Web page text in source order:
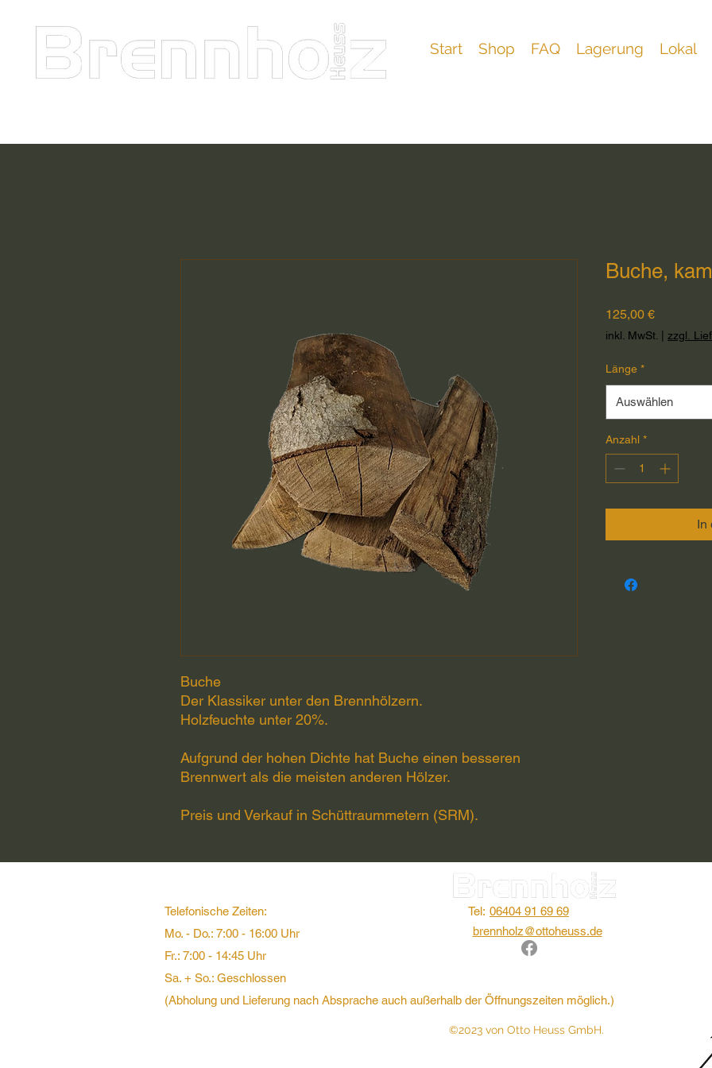
Start Shop FAQ Lagerung Lokal
Buche
Der Klassiker unter den Brennhölzern.
Holzfeuchte unter 20%.
Aufgrund der hohen Dichte hat Buche einen besseren
Brennwert als die meisten anderen Hölzer.
Preis und Verkauf in Schüttraummetern (SRM).
Buche,
125,00 €Preis
inkl. MwSt. | zzgl.
Länge *
Auswählen
Anzahl *
In
brennholz@ottoheuss.de
06404 91 69 69
Tel:
Telefonische Zeiten:
Mo. - Do.: 7:00 - 16:00 Uhr
Fr.: 7:00 - 14:45 Uhr
Sa. + So.: Geschlossen
(Abholung und Lieferung nach Absprache auch außerhalb der Öffnungszeiten möglich.)
©2023 von Otto Heuss GmbH.